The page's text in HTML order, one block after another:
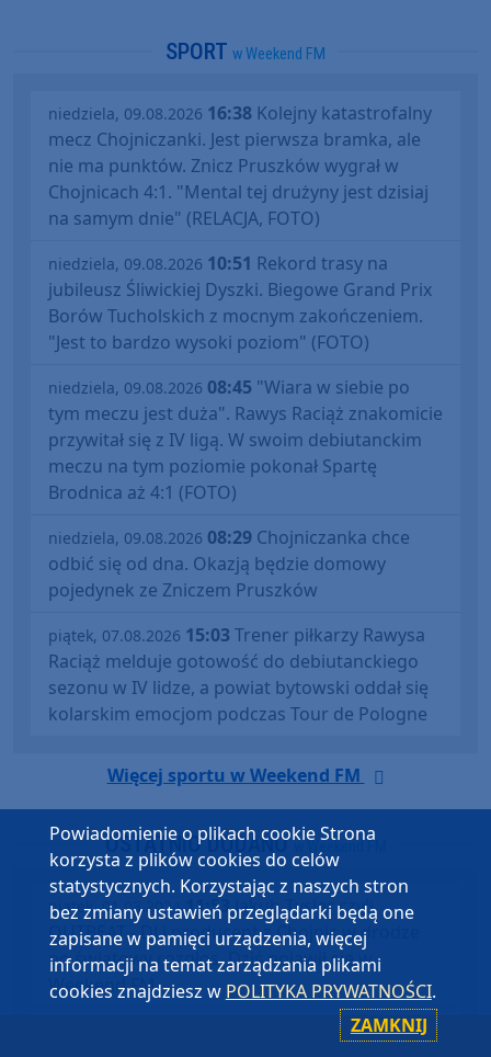
SPORT w Weekend FM
niedziela, 09.08.2026 16:38 Kolejny katastrofalny
mecz Chojniczanki. Jest pierwsza bramka, ale
nie ma punktów. Znicz Pruszków wygrał w
Chojnicach 4:1. "Mental tej drużyny jest dzisiaj
na samym dnie" (RELACJA, FOTO)
niedziela, 09.08.2026 10:51 Rekord trasy na
jubileusz Śliwickiej Dyszki. Biegowe Grand Prix
Borów Tucholskich z mocnym zakończeniem.
"Jest to bardzo wysoki poziom" (FOTO)
niedziela, 09.08.2026 08:45 "Wiara w siebie po
tym meczu jest duża". Rawys Raciąż znakomicie
przywitał się z IV ligą. W swoim debiutanckim
meczu na tym poziomie pokonał Spartę
Brodnica aż 4:1 (FOTO)
niedziela, 09.08.2026 08:29 Chojniczanka chce
odbić się od dna. Okazją będzie domowy
pojedynek ze Zniczem Pruszków
piątek, 07.08.2026 15:03Trener piłkarzy Rawysa
Raciąż melduje gotowość do debiutanckiego
sezonu w IV lidze, a powiat bytowski oddał się
kolarskim emocjom podczas Tour de Pologne
Więcej sportu w Weekend FM
OSTATNIO DODANOw Weekend FM
piątek, 01.03.2024 11:53Jakub Tysler czyli
OUTBEAT - DJ i producent z Chojnic w drodze
po światowy rozgłos. Dziś pojawił się w
Weekend FM
Marta Wdowczyk z
Powiadomienie o plikach cookie Strona
korzysta z plików cookies do celów
statystycznych. Korzystając z naszych stron
bez zmiany ustawień przeglądarki będą one
zapisane w pamięci urządzenia, więcej
informacji na temat zarządzania plikami
cookies znajdziesz w POLITYKA PRYWATNOŚCI.
ZAMKNIJ